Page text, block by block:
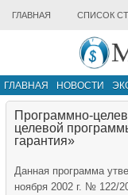
ГЛАВНАЯ СПИСОК
ГЛАВНАЯ НОВОСТИ
ИНФРАСТРУКТУРА РЫНКА
Программно-
целевой
гарантия»
Данная программа
ноября 2002 г. № 122/